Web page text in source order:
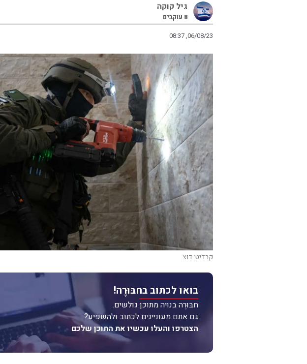
גיל קוקה
8 עוקבים
08:37 ,06/08/23
קרדיט: דוצ
בואו לכתוב בחבּוּרֶה!
חבּוּרֶה בנויה מתוכן גולשים.
גם אתם מעוניינים לכתוב ולהשפיע?
הצטרפו והעלו עכשיו את התוכן שלכם